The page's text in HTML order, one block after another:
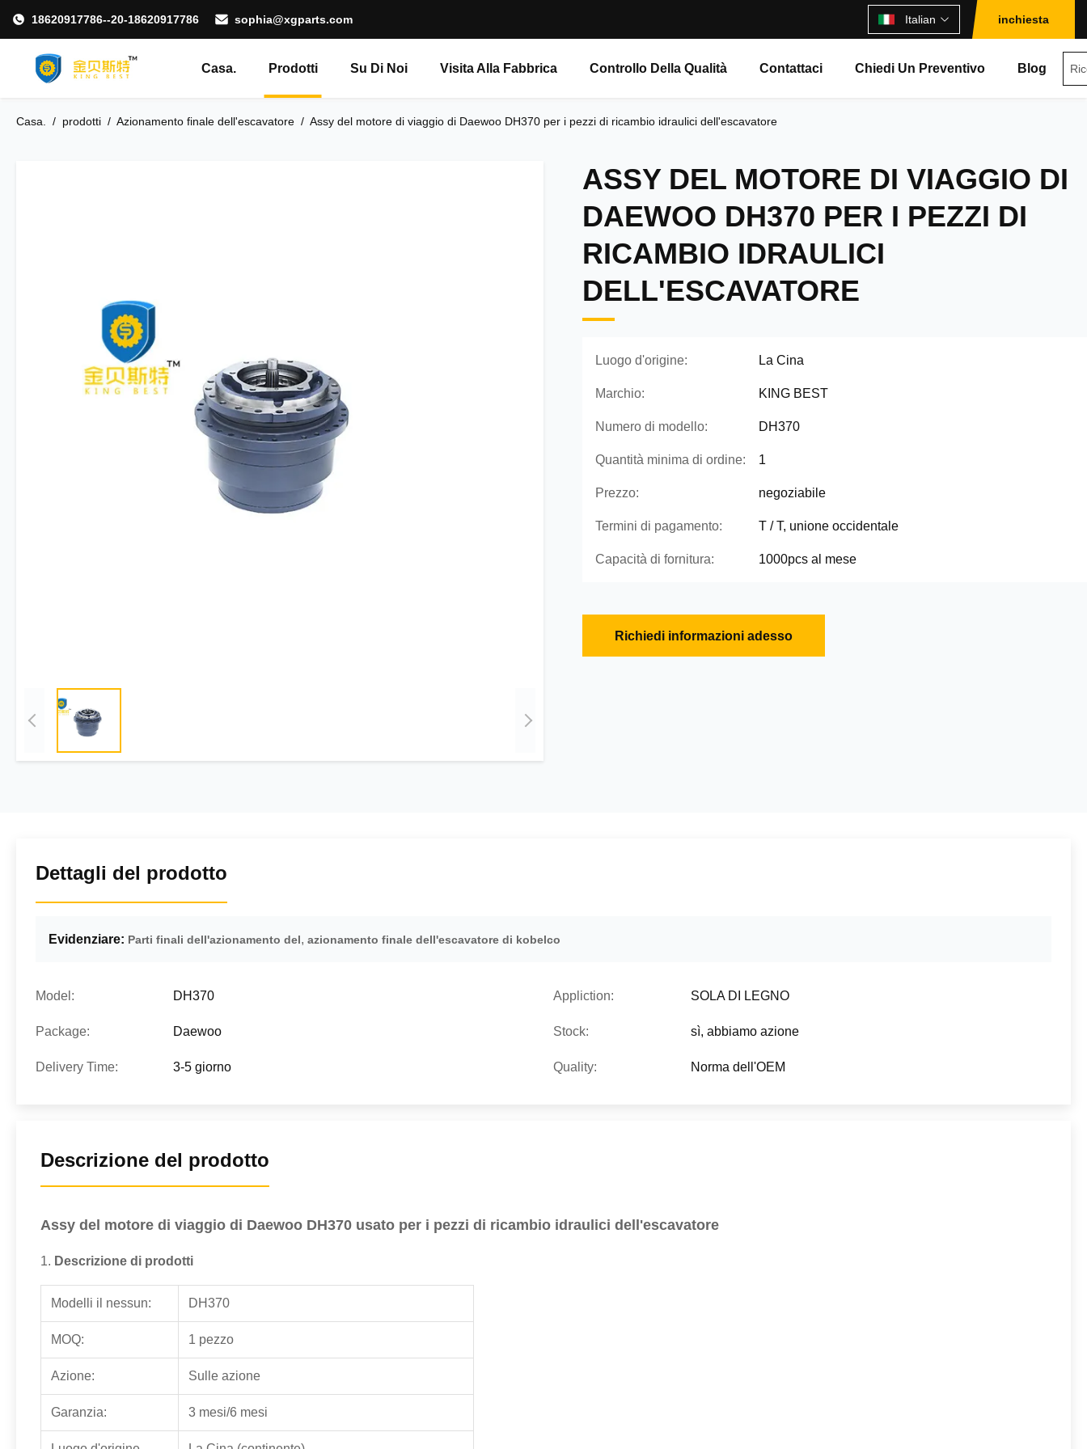
18620917786--20-18620917786 sophia@xgparts.com Italian inchiesta
Casa. Prodotti Su Di Noi Visita Alla Fabbrica Controllo Della Qualità Contattaci Chiedi Un Preventivo Blog
Casa. / prodotti / Azionamento finale dell'escavatore / Assy del motore di viaggio di Daewoo DH370 per i pezzi di ricambio idraulici dell'escavatore
ASSY DEL MOTORE DI VIAGGIO DI
DAEWOO DH370 PER I PEZZI DI
RICAMBIO IDRAULICI
DELL'ESCAVATORE
Luogo d'origine: La Cina
Marchio: KING BEST
Numero di modello: DH370
Quantità minima di ordine: 1
Prezzo: negoziabile
Termini di pagamento: T / T, unione occidentale
Capacità di fornitura: 1000pcs al mese
Richiedi informazioni adesso
Dettagli del prodotto
Evidenziare: Parti finali dell'azionamento del, azionamento finale dell'escavatore di kobelco
Model: DH370 Appliction: SOLA DI LEGNO
Package: Daewoo Stock: sì, abbiamo azione
Delivery Time: 3-5 giorno Quality: Norma dell'OEM
Descrizione del prodotto
Assy del motore di viaggio di Daewoo DH370 usato per i pezzi di ricambio idraulici dell'escavatore
1. Descrizione di prodotti
Modelli il nessun: DH370
MOQ: 1 pezzo
Azione: Sulle azione
Garanzia: 3 mesi/6 mesi